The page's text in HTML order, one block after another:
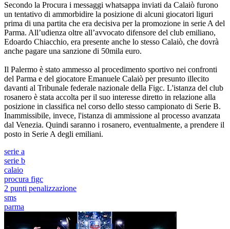
Secondo la Procura i messaggi whatsappa inviati da Calaiò furono
un tentativo di ammorbidire la posizione di alcuni giocatori liguri
prima di una partita che era decisiva per la promozione in serie A del
Parma. All’udienza oltre all’avvocato difensore del club emiliano,
Edoardo Chiacchio, era presente anche lo stesso Calaiò, che dovrà
anche pagare una sanzione di 50mila euro.
Il Palermo è stato ammesso al procedimento sportivo nei confronti
del Parma e del giocatore Emanuele Calaiò per presunto illecito
davanti al Tribunale federale nazionale della Figc. L'istanza del club
rosanero è stata accolta per il suo interesse diretto in relazione alla
posizione in classifica nel corso dello stesso campionato di Serie B.
Inammissibile, invece, l'istanza di ammissione al processo avanzata
dal Venezia. Quindi saranno i rosanero, eventualmente, a prendere il
posto in Serie A degli emiliani.
serie a
serie b
calaio
procura figc
2 punti penalizzazione
sms
parma